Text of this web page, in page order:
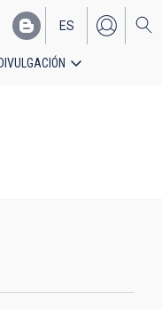
EN
ES